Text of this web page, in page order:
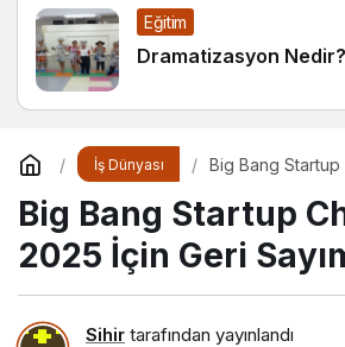
Eğitim
Dramatizasyon Nedir?
İş Dünyası
Big Bang
Big Bang Startup
2025 İçin Geri
Sihir tarafından yayınlandı